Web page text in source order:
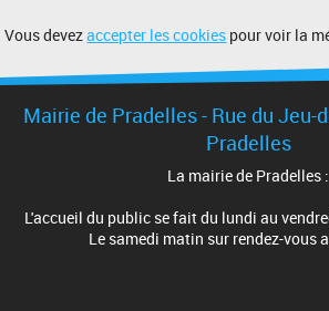
Vous devezaccepter les cookies pour voir la
Mairie de Pradelles - Rue du Jeu-
Pradelles
La mairie de Pradelles :
L'accueil du public se fait du lundi au
Le samedi matin sur rendez-vous